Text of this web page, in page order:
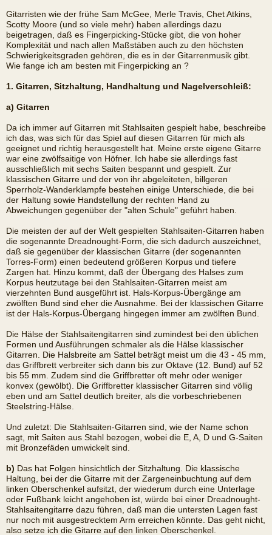
Gitarristen wie der frühe Sam McGee, Merle Travis, Chet Atkins,
Scotty Moore (und so viele mehr) haben allerdings dazu
beigetragen, daß es Fingerpicking-Stücke gibt, die von hoher
Komplexität und nach allen Maßstäben auch zu den höchsten
Schwierigkeitsgraden gehören, die es in der Gitarrenmusik gibt.
Wie fange ich am besten mit Fingerpicking an ?
1. Gitarren, Sitzhaltung, Handhaltung und Nagelverschleiß:
a) Gitarren
Da ich immer auf Gitarren mit Stahlsaiten gespielt habe, beschreibe
ich das, was sich für das Spiel auf diesen Gitarren für mich als
geeignet und richtig herausgestellt hat. Meine erste eigene Gitarre
war eine zwölfsaitige von Höfner. Ich habe sie allerdings fast
ausschließlich mit sechs Saiten bespannt und gespielt. Zur
klassischen Gitarre und der von ihr abgeleiteten, billgeren
Sperrholz-Wanderklampfe bestehen einige Unterschiede, die bei
der Haltung sowie Handstellung der rechten Hand zu
Abweichungen gegenüber der "alten Schule" geführt haben.
Die meisten der auf der Welt gespielten Stahlsaiten-Gitarren haben
die sogenannte Dreadnought-Form, die sich dadurch auszeichnet,
daß sie gegenüber der klassischen Gitarre (der sogenannten
Torres-Form) einen bedeutend größeren Korpus und tiefere
Zargen hat. Hinzu kommt, daß der Übergang des Halses zum
Korpus heutzutage bei den Stahlsaiten-Gitarren meist am
vierzehnten Bund ausgeführt ist. Hals-Korpus-Übergänge am
zwölften Bund sind eher die Ausnahme. Bei der klassischen Gitarre
ist der Hals-Korpus-Übergang hingegen immer am zwölften Bund.
Die Hälse der Stahlsaitengitarren sind zumindest bei den üblichen
Formen und Ausführungen schmaler als die Hälse klassischer
Gitarren. Die Halsbreite am Sattel beträgt meist um die 43 - 45 mm,
das Griffbrett verbreiter sich dann bis zur Oktave (12. Bund) auf 52
bis 55 mm. Zudem sind die Griffbretter oft mehr oder weniger
konvex (gewölbt). Die Griffbretter klassischer Gitarren sind völlig
eben und am Sattel deutlich breiter, als die vorbeschriebenen
Steelstring-Hälse.
Und zuletzt: Die Stahlsaiten-Gitarren sind, wie der Name schon
sagt, mit Saiten aus Stahl bezogen, wobei die E, A, D und G-Saiten
mit Bronzefäden umwickelt sind.
b) Das hat Folgen hinsichtlich der Sitzhaltung. Die klassische
Haltung, bei der die Gitarre mit der Zargeneinbuchtung auf dem
linken Oberschenkel aufsitzt, der wiederum durch eine Unterlage
oder Fußbank leicht angehoben ist, würde bei einer Dreadnought-
Stahlsaitengitarre dazu führen, daß man die untersten Lagen fast
nur noch mit ausgestrecktem Arm erreichen könnte. Das geht nicht,
also setze ich die Gitarre auf den linken Oberschenkel.